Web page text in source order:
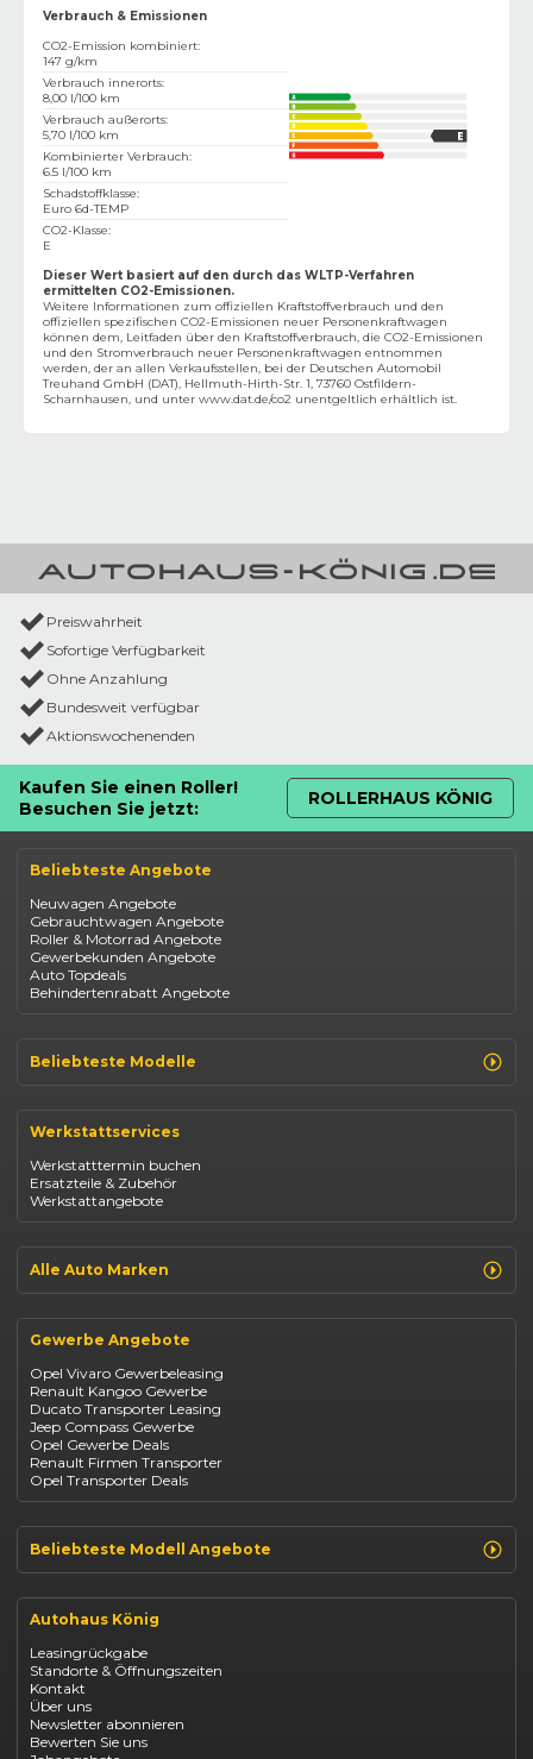
Verbrauch & Emissionen
CO2-Emission kombiniert:
147 g/km
Verbrauch innerorts:
8,00 l/100 km
Verbrauch außerorts:
5,70 l/100 km
Kombinierter Verbrauch:
6.5 l/100 km
Schadstoffklasse:
Euro 6d-TEMP
CO2-Klasse:
E
Dieser Wert basiert auf den durch das WLTP-Verfahren
ermittelten CO2-Emissionen.
Weitere Informationen zum offiziellen Kraftstoffverbrauch und den
offiziellen spezifischen CO2-Emissionen neuer Personenkraftwagen
können dem‚ Leitfaden über den Kraftstoffverbrauch, die CO2-Emissionen
und den Stromverbrauch neuer Personenkraftwagen entnommen
werden, der an allen Verkaufsstellen, bei der Deutschen Automobil
Treuhand GmbH (DAT), Hellmuth-Hirth-Str. 1, 73760 Ostfildern-
Scharnhausen, und unter www.dat.de/co2 unentgeltlich erhältlich ist.
Preiswahrheit
Sofortige Verfügbarkeit
Ohne Anzahlung
Bundesweit verfügbar
Aktionswochenenden
Kaufen Sie einen Roller!
Besuchen Sie jetzt:
ROLLERHAUS KÖNIG
Beliebteste Angebote
Neuwagen Angebote
Gebrauchtwagen Angebote
Roller & Motorrad Angebote
Gewerbekunden Angebote
Auto Topdeals
Behindertenrabatt Angebote
Beliebteste Modelle
Opel Corsa
Fiat 500
Dacia Duster
Dacia Sandero
Jeep Compass
Suzuki Vitara
Suzuki Swift
Mazda CX-30
Werkstattservices
Werkstatttermin buchen
Ersatzteile & Zubehör
Werkstattangebote
Alle Auto Marken
Opel
Fiat
Jeep
Suzuki
BYD
Kia
Mazda
Citroën
Abarth
Fiat Professional
Gewerbe Angebote
Opel Vivaro Gewerbeleasing
Renault Kangoo Gewerbe
Ducato Transporter Leasing
Jeep Compass Gewerbe
Opel Gewerbe Deals
Renault Firmen Transporter
Opel Transporter Deals
Beliebteste Modell Angebote
Renault Arkana Leasing
Renault Captur Leasing
Opel Astra leasen
Opel Mokka kaufen
Opel Grandland finanzieren
Opel Vivaro Gewerbeleasing
Fiat 500 finanzieren
Fiat Panda leasen
Autohaus König
Leasingrückgabe
Standorte & Öffnungszeiten
Kontakt
Über uns
Newsletter abonnieren
Bewerten Sie uns